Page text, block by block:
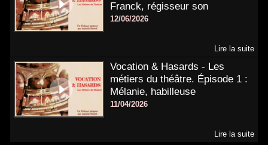
Franck, régisseur son
12/06/2026
Lire la suite
Vocation & Hasards - Les
métiers du théâtre. Épisode 1 :
Mélanie, habilleuse
11/04/2026
Lire la suite